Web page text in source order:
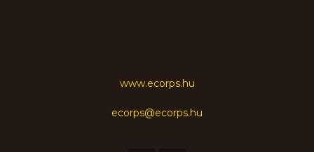
www.ecorps.hu
ecorps@ecorps.hu